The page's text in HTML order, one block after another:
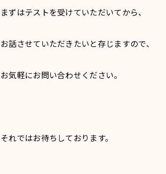
まずはテストを受けていただいてから、
お話させていただきたいと存じますので、
お気軽にお問い合わせください。
それではお待ちしております。